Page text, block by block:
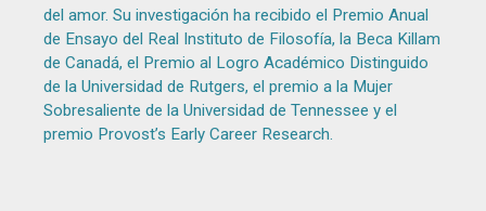
del amor. Su investigación ha recibido el Premio Anual
de Ensayo del Real Instituto de Filosofía, la Beca Killam
de Canadá, el Premio al Logro Académico Distinguido
de la Universidad de Rutgers, el premio a la Mujer
Sobresaliente de la Universidad de Tennessee y el
premio Provost’s Early Career Research.